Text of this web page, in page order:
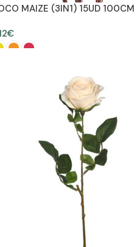
MAIZE (3IN1) 15UD 100CM
€